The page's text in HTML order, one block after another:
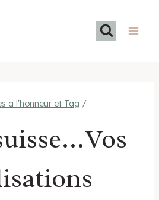
a l'honneur et Tag /